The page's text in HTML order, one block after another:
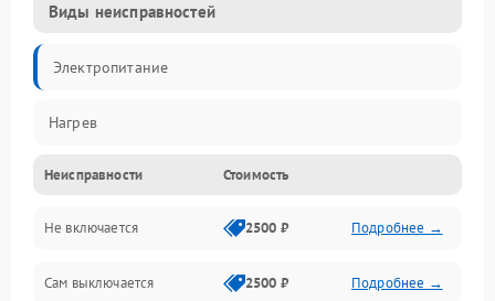
Виды неисправностей
Электропитание
Нагрев
Неисправности Стоимость
Не включается 2500 ₽ Подробнее →
Сам выключается 2500 ₽ Подробнее →